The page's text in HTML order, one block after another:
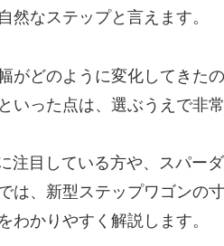
然なステップと言えます。
がどのように変化してきた
いった点は、選ぶうえで非
注目している方や、スパー
は、新型ステップワゴンの
わかりやすく解説します。